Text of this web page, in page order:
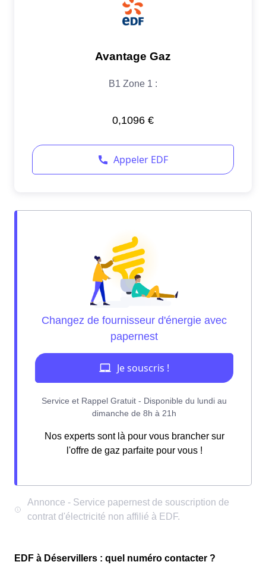
Nos experts sont là pour vous brancher sur
l'offre de gaz parfaite pour vous !
EDF à Déservillers : quel numéro contacter ?